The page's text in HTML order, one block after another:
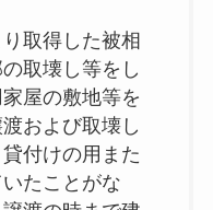
取得した被相
取壊し等をし
屋の敷地等を
および取壊し
付けの用また
たことがな